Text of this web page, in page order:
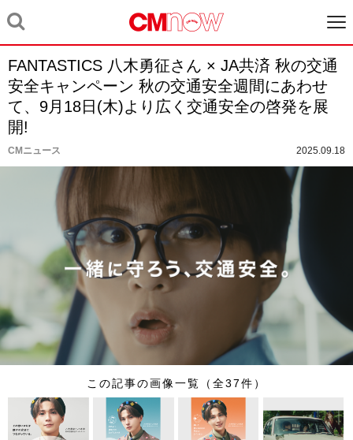
FANTASTICS 八木勇征さん × JA共済 秋の交通
安全キャンペーン 秋の交通安全週間にあわせ
て、9月18日(木)より広く交通安全の啓発を展
開!
CMニュース 2025.09.18
この記事の画像一覧（全37件）